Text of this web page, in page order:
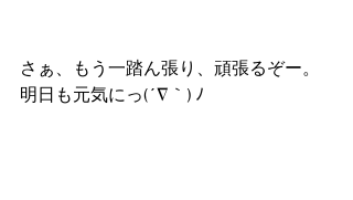
さぁ、もう一踏ん張り、頑張るぞー。
明日も元気にっ(´∇｀) ﾉ